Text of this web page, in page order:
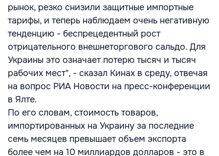
рынок, резко снизили защитные импортные
тарифы, и теперь наблюдаем очень негативную
тенденцию - беспрецедентный рост
отрицательного внешнеторгового сальдо. Для
Украины это означает потерю тысяч и тысяч
рабочих мест", - сказал Кинах в среду, отвечая
на вопрос РИА Новости на пресс-конференции
в Ялте.
По его словам, стоимость товаров,
импортированных на Украину за последние
семь месяцев превышает объем экспорта
более чем на 10 миллиардов долларов - это в